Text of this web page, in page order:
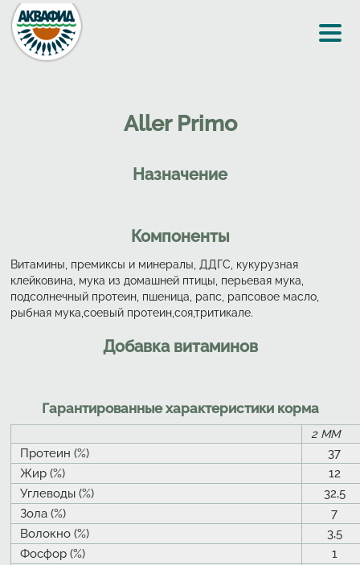
Перейти к основному содержанию
Aller Primo
Назначение
Компоненты
Витамины, премиксы и минералы, ДДГС, кукурузная
клейковина, мука из домашней птицы, перьевая мука,
подсолнечный протеин, пшеница, рапс, рапсовое масло,
рыбная мука,соевый протеин,соя,тритикале.
Добавка витаминов
Гарантированные характеристики корма
2 ММ
Протеин (%)
37
Жир (%)
12
Углеводы (%)
32,5
Зола (%)
7
Волокно (%)
3,5
Фосфор (%)
1